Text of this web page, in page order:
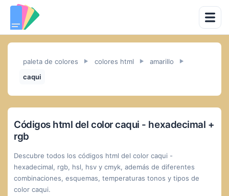
paleta de colores ► colores html ► amarillo ►
caqui
Códigos html del color caqui - hexadecimal +
rgb
Descubre todos los códigos html del color caqui -
hexadecimal, rgb, hsl, hsv y cmyk, además de diferentes
combinaciones, esquemas, temperaturas tonos y tipos de
color caqui.